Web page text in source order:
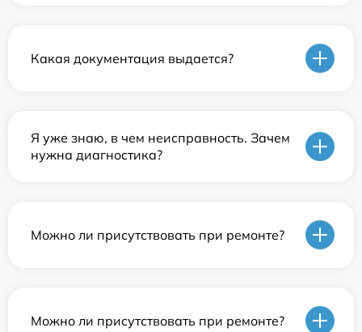
Какая документация выдается?
Я уже знаю, в чем неисправность. Зачем
нужна диагностика?
Можно ли присутствовать при ремонте?
Можно ли присутствовать при ремонте?